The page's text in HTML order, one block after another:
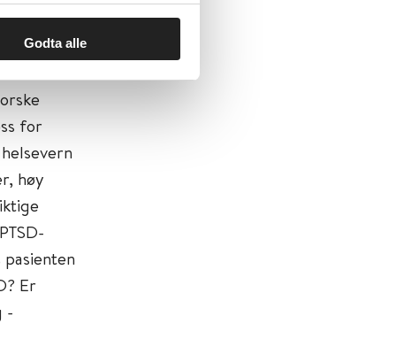
Godta alle
for
høy
Er
-